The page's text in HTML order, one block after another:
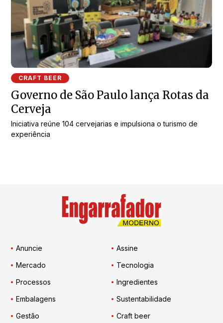
CRAFT BEER
Governo de São Paulo lança Rotas da
Cerveja
Iniciativa reúne 104 cervejarias e impulsiona o turismo de
experiência
Anuncie
Assine
Mercado
Tecnologia
Processos
Ingredientes
Embalagens
Sustentabilidade
Gestão
Craft beer